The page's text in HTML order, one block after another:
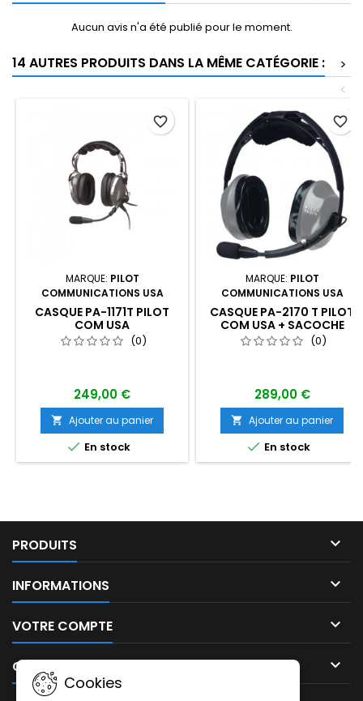
Aucun avis n'a été publié pour le moment.
14 AUTRES PRODUITS DANS LA MÊME CATÉGORIE :
>
<
MARQUE: PILOT
COMMUNICATIONS USA
CASQUE PA-1171T PILOT
COM USA
(0)
249,00 €
 Ajouter au panier
 En stock
favorite_border
MARQUE: PILOT
COMMUNICATIONS USA
CASQUE PA-2170 T PILOT
COM USA + SACOCHE
(0)
289,00 €
 Ajouter au panier
 En stock
favorite_border
PRODUITS 
INFORMATIONS 
VOTRE COMPTE 
CONTACT 
Cookies